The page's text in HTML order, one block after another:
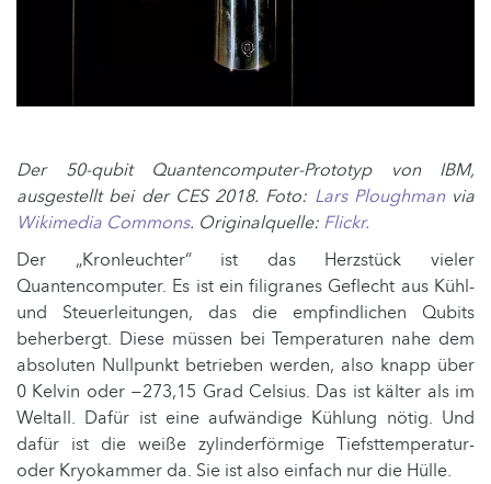
Der 50-qubit Quantencomputer-Prototyp von IBM,
ausgestellt bei der CES 2018. Foto: Lars Ploughmanvia
Wikimedia Commons. Originalquelle: Flickr.
Der „Kronleuchter“ ist das Herzstück vieler
Quantencomputer. Es ist ein filigranes Geflecht aus Kühl-
und Steuerleitungen, das die empfindlichen Qubits
beherbergt. Diese müssen bei Temperaturen nahe dem
absoluten Nullpunkt betrieben werden, also knapp über
0 Kelvin oder −273,15 Grad Celsius. Das ist kälter als im
Weltall. Dafür ist eine aufwändige Kühlung nötig. Und
dafür ist die weiße zylinderförmige Tiefsttemperatur-
oder Kryokammer da. Sie ist also einfach nur die Hülle.